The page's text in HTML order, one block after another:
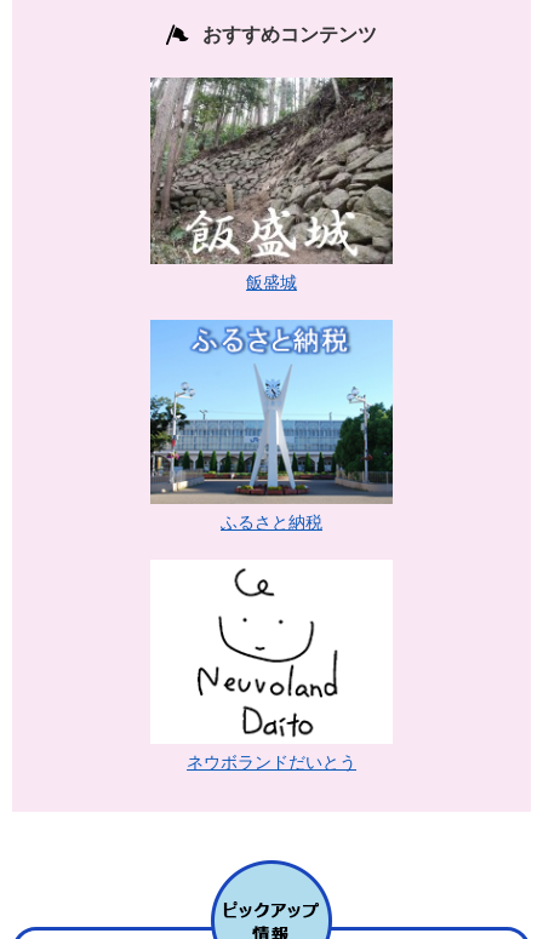
おすすめコンテンツ
飯盛城
ふるさと納税
ネウボランドだいとう